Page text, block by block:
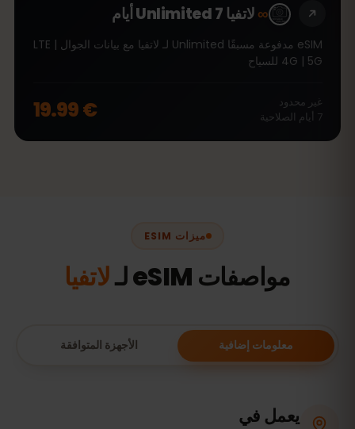
∞لاتفيا Unlimited 7 أيام
eSIM مدفوعة مسبقًا Unlimited لـ لاتفيا مع بيانات الجوال LTE |
4G | 5G للسياح
غير محدود
7 أيام الصلاحية € 19.99
ميزات ESIM
مواصفات eSIM لـ لاتفيا
معلومات إضافية الأجهزة المتوافقة
يعمل في